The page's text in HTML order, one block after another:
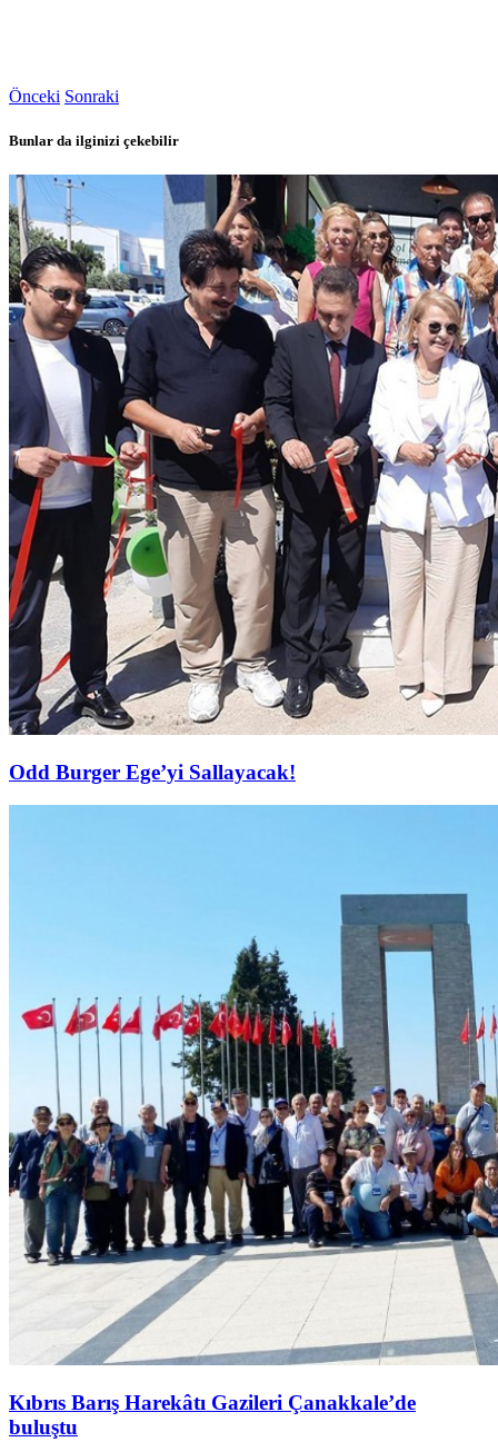
Önceki Sonraki
Bunlar da ilginizi çekebilir
Odd Burger Ege’yi Sallayacak!
Kıbrıs Barış Harekâtı Gazileri Çanakkale’de
buluştu